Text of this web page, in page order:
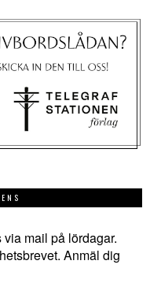
mail på lördagar.
Anmäl dig